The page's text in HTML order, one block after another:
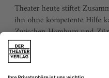
Theater heute stiftet
ihn ohne kompetente Hilfe
Zwischen Hamburg und
Jena und Aachen gibt es wie
dichte, vielfältige und
Theater heute sind Sie